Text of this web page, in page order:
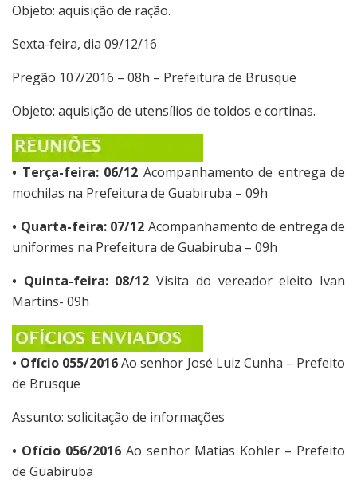
Objeto: aquisição de ração.
Sexta-feira, dia 09/12/16
Pregão 107/2016 – 08h – Prefeitura de Brusque
Objeto: aquisição de utensílios de toldos e cortinas.
• Terça-feira: 06/12 Acompanhamento de entrega de
mochilas na Prefeitura de Guabiruba – 09h
• Quarta-feira: 07/12 Acompanhamento de entrega de
uniformes na Prefeitura de Guabiruba – 09h
• Quinta-feira: 08/12 Visita do vereador eleito Ivan
Martins- 09h
• Ofício 055/2016Ao senhor José Luiz Cunha – Prefeito
de Brusque
Assunto: solicitação de informações
• Ofício 056/2016 Ao senhor Matias Kohler – Prefeito
de Guabiruba